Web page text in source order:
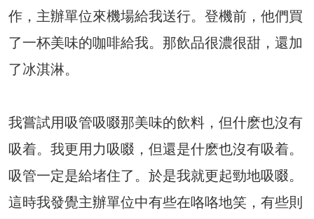
作，主辦單位來機場給我送行。登機前，他們買
了一杯美味的咖啡給我。那飲品很濃很甜，還加
了冰淇淋。
我嘗試用吸管吸啜那美味的飲料，但什麽也沒有
吸着。我更用力吸啜，但還是什麽也沒有吸着。
吸管一定是給堵住了。於是我就更起勁地吸啜。
這時我發覺主辦單位中有些在咯咯地笑，有些則